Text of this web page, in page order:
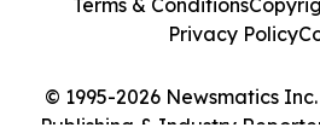
© 1995-2026 Newsmatics
Publishing & Industry
Terms & Conditions
Privacy Policy